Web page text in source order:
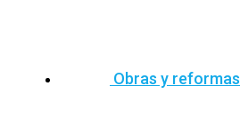
Obras y reformas